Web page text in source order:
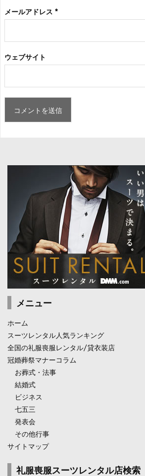
メールアドレス *
ウェブサイト
メニュー
ホーム
スーツレンタル人気ランキング
全国の礼服喪服レンタル/貸衣装店
冠婚葬祭マナーコラム
お葬式・法事
結婚式
ビジネス
七五三
発表会
その他行事
サイトマップ
礼服喪服スーツレンタル店検索